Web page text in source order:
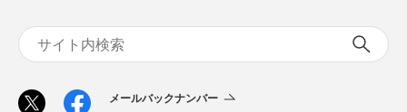
メールバックナンバー